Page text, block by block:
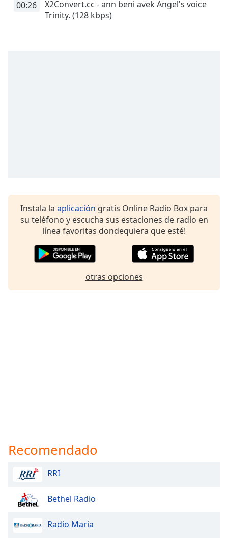
Edge
Done
00:26
X2Convert.cc - ann beni avek Angel's voice
Trinity. (128 kbps)
Instala la aplicación gratis Online Radio Box para
su teléfono y escucha sus estaciones de radio en
línea favoritas dondequiera que esté!
otras opciones
Recomendado
RRI
Bethel Radio
Radio Maria